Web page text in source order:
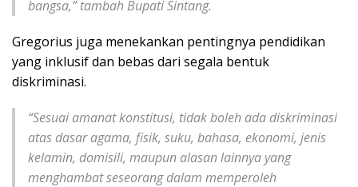
bangsa,” tambah Bupati Sintang.
Gregorius juga menekankan pentingnya pendidikan
yang inklusif dan bebas dari segala bentuk
diskriminasi.
“Sesuai amanat konstitusi, tidak boleh ada diskriminasi
atas dasar agama, fisik, suku, bahasa, ekonomi, jenis
kelamin, domisili, maupun alasan lainnya yang
menghambat seseorang dalam memperoleh